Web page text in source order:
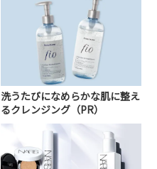
洗うたびになめらかな肌に整え
るクレンジング（PR）